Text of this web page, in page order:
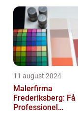
11 august 2024
Malerfirma
Frederiksberg: Få
Professionel